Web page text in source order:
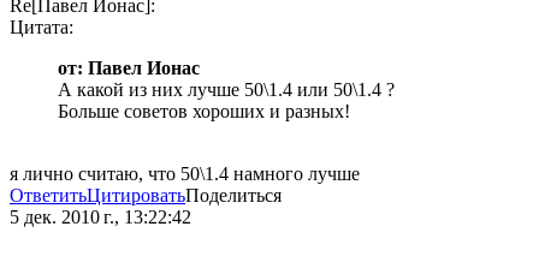
Re[Павел Ионас]:
Цитата:
от: Павел Ионас
А какой из них лучше 50\1.4 или 50\1.4 ?
Больше советов хороших и разных!
я лично считаю, что 50\1.4 намного лучше
ОтветитьЦитироватьПоделиться
5 дек. 2010 г., 13:22:42